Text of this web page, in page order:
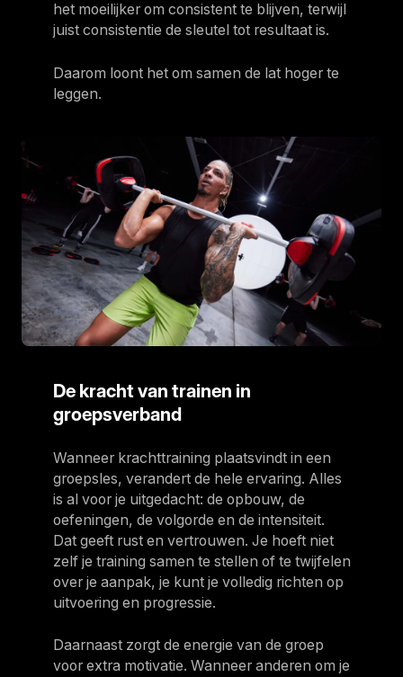
het moeilijker om consistent te blijven, terwijl
juist consistentie de sleutel tot resultaat is.
Daarom loont het om samen de lat hoger te
leggen.
De kracht van trainen in
groepsverband
Wanneer krachttraining plaatsvindt in een
groepsles, verandert de hele ervaring. Alles
is al voor je uitgedacht: de opbouw, de
oefeningen, de volgorde en de intensiteit.
Dat geeft rust en vertrouwen. Je hoeft niet
zelf je training samen te stellen of te twijfelen
over je aanpak, je kunt je volledig richten op
uitvoering en progressie.
Daarnaast zorgt de energie van de groep
voor extra motivatie. Wanneer anderen om je